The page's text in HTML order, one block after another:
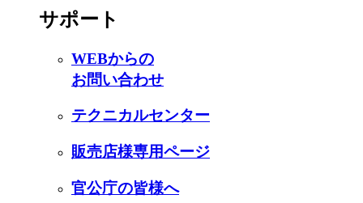
サポート
WEBからの
お問い合わせ
テクニカルセンター
販売店様専用ページ
官公庁の皆様へ